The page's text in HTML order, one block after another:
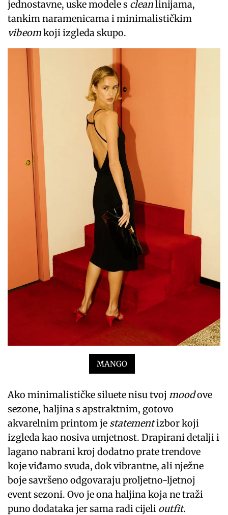
jednostavne, uske modele s cleanlinijama,
tankim naramenicama i minimalističkim
vibeomkoji izgleda skupo.
MANGO
Ako minimalističke siluete nisu tvoj moodove
sezone, haljina s apstraktnim, gotovo
akvarelnim printom je statementizbor koji
izgleda kao nosiva umjetnost. Drapirani detalji i
lagano nabrani kroj dodatno prate trendove
koje viđamo svuda, dok vibrantne, ali nježne
boje savršeno odgovaraju proljetno-ljetnoj
event sezoni. Ovo je ona haljina koja ne traži
puno dodataka jer sama radi cijeli outfit.